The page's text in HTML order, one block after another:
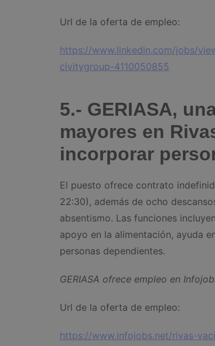
Url de la oferta de empleo:
https://www.linkedin.com/jobs/
civitygroup-4110050855
5.- GERIASA,
mayores en
incorporar
El puesto ofrece contrato
22:30), además de ocho
absentismo. Las funciones
apoyo en la alimentación, ayuda
personas dependientes.
GERIASA ofrece empleo en
Url de la oferta de empleo:
https://www.infojobs.net/rivas-